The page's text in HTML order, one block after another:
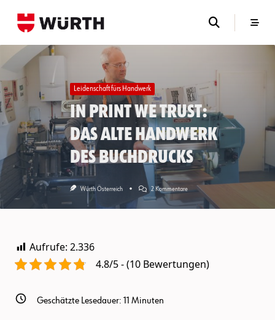
Leidenschaft fürs Handwerk
In print we trust:
Das alte Handwerk
des Buchdrucks
Würth Österreich 2 KommentareZu
Print
Des
Buchdrucks
Aufrufe: 2.336
4.8/5 - (10 Bewertungen)
Geschätzte Lesedauer: 11 Minuten